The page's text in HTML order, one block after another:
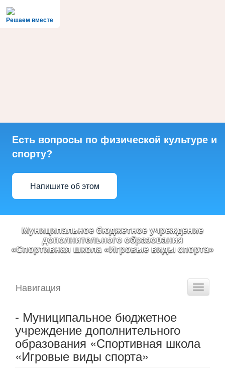
Решаем вместе
Есть вопросы по физической культуре и
спорту?
Напишите об этом
Муниципальное бюджетное учреждение
дополнительного образования
«Спортивная школа «Игровые виды спорта»
Toggle
Навигация
- Муниципальное бюджетное
учреждение дополнительного
образования «Спортивная школа
«Игровые виды спорта»